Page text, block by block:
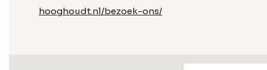
hooghoudt.nl/bezoek-ons/